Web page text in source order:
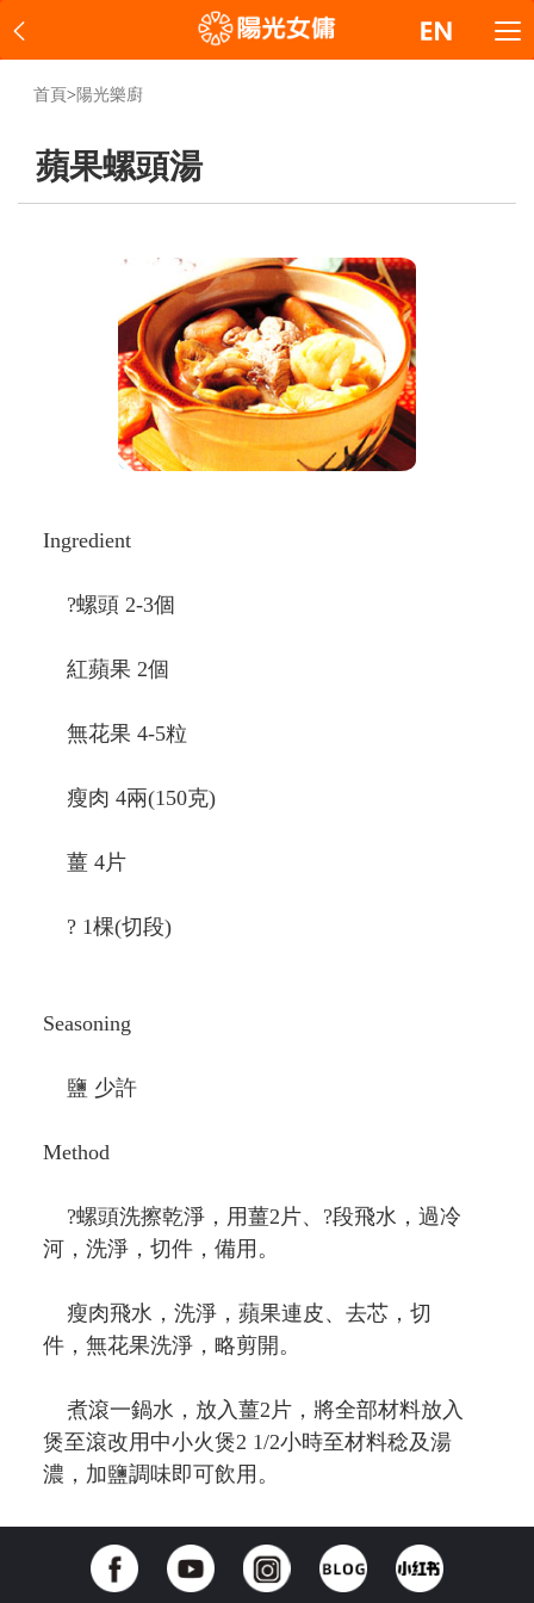
首頁> 陽光樂廚
蘋果螺頭湯
Ingredient
?螺頭 2-3個
紅蘋果 2個
無花果 4-5粒
瘦肉 4兩(150克)
薑 4片
? 1棵(切段)
Seasoning
鹽 少許
Method
?螺頭洗擦乾淨，用薑2片、?段飛水，過冷
河，洗淨，切件，備用。
瘦肉飛水，洗淨，蘋果連皮、去芯，切
件，無花果洗淨，略剪開。
煮滾一鍋水，放入薑2片，將全部材料放入
煲至滾改用中小火煲2 1/2小時至材料稔及湯
濃，加鹽調味即可飲用。